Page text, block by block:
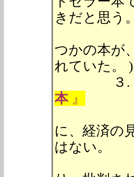
きだと思う。
( 例えば
つかの本が
れていた。 )
３
本』
変動期
に、経済の
はない。
また、